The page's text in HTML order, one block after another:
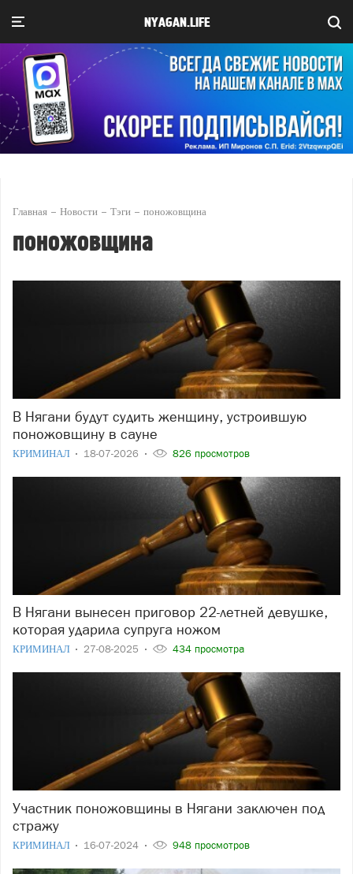
NYAGAN.LIFE
Главная Новости Тэги поножовщина
поножовщина
В Нягани будут судить женщину, устроившую
поножовщину в сауне
КРИМИНАЛ 18-07-2026 826 просмотров
В Нягани вынесен приговор 22-летней девушке,
которая ударила супруга ножом
КРИМИНАЛ 27-08-2025 434 просмотра
Участник поножовщины в Нягани заключен под
стражу
КРИМИНАЛ 16-07-2024 948 просмотров